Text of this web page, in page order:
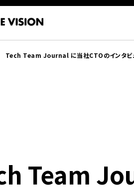
Team
Tech Team Journal に当社CTOのインタビ